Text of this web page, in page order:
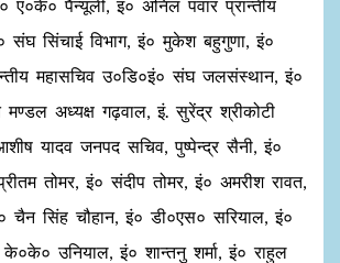
ए०के० पैन्यूली, इं० अनिल पंवार प्रान्तीय
संघ सिंचाई विभाग, इं० मुकेश बहुगुणा, इं०
महासचिव उ०डि०इं० संघ जलसंस्थान, इं०
मण्डल अध्यक्ष गढ़वाल, इं. सुरेंद्र श्रीकोटी
यादव जनपद सचिव, पुष्पेन्द्र सैनी, इं०
तोमर, इं० संदीप तोमर, इं० अमरीश रावत,
चैन सिंह चौहान, इं० डी०एस० सरियाल, इं०
के०के० उनियाल, इं० शान्तनु शर्मा, इं० राहुल